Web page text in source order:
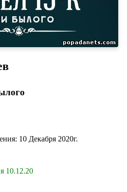
10 Декабря 2020г.
10.12.20